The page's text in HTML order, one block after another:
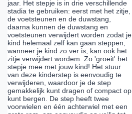
jaar. Het stepje is in drie verschillende
stadia te gebruiken: eerst met het zitje,
de voetsteunen en de duwstang,
daarna kunnen de duwstang en
voetsteunen verwijdert worden zodat je
kind helemaal zelf kan gaan steppen,
wanneer je kind zo ver is, kan ook het
zitje verwijdert wordem. Zo 'groeit' het
stepje mee met jouw kind! Het stuur
van deze kinderstep is eenvoudig te
verwijderen, waardoor je de step
gemakkelijk kunt dragen of compact op
kunt bergen. De step heeft twee
voorwielen en één achterwiel met een